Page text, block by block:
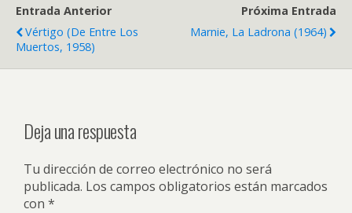
Entrada Anterior
Vértigo (De Entre Los
Muertos, 1958)
Próxima Entrada
Marnie, La Ladrona (1964)
Deja una respuesta
Tu dirección de correo electrónico no será
publicada. Los campos obligatorios están marcados
con *